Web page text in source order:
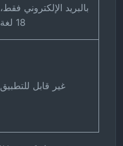
بالبريد الإلكتروني فقط،
18 لغة
غير قابل للتطبيق